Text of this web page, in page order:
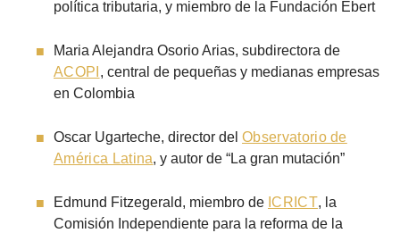
política tributaria, y miembro de la Fundación Ebert
Maria Alejandra Osorio Arias, subdirectora de
ACOPI , central de pequeñas y medianas empresas
en Colombia
Oscar Ugarteche, director del Observatorio de
América Latina, y autor de “La gran mutación”
Edmund Fitzegerald, miembro de ICRICT, la
Comisión Independiente para la reforma de la